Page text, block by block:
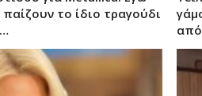
παίζουν το ίδιο τραγούδι